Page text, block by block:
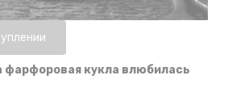
фарфоровая кукла влюбилась